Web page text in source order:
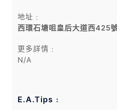
地址﹕
西環石塘咀皇后大道西425
更多詳情﹕
N/A
E.A.Tips﹕